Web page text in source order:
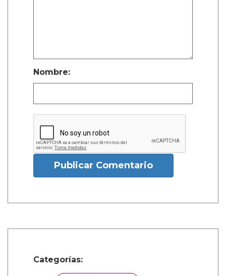
Nombre:
Publicar Comentario
Categorías: